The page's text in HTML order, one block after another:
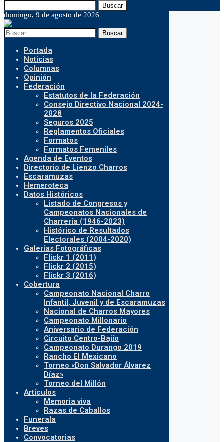
Buscar
domingo, 9 de agosto de 2026
Buscar
Portada
Noticias
Columnas
Opinión
Federación
Estatutos de la Federación
Consejo Directivo Nacional 2024-
2028
Seguros 2025
Reglamentos Oficiales
Formatos
Formatos Femeniles
Agenda de Eventos
Directorio de Lienzo Charros
Escaramuzas
Hemeroteca
Datos Históricos
Listado de Congresos y
Campeonatos Nacionales de
Charrería (1946-2023)
Histórico de Resultados
Electorales (2004-2020)
Galerías Fotográficas
Flickr 1 (2011)
Flickr 2 (2015)
Flickr 3 (2016)
Cobertura
Campeonato Nacional Charro
Infantil, Juvenil y de Escaramuzas
Nacional de Charros Mayores
Campeonato Millonario
Aniversario de Federación
Circuito Centro-Bajío
Campeonato Durango 2019
Rancho El Mexicano
Torneo «Don Salvador Álvarez
Díaz»
Torneo del Millón
Artículos
Memoria viva
Razas de Caballos
Funerala
Breves
Convocatorias